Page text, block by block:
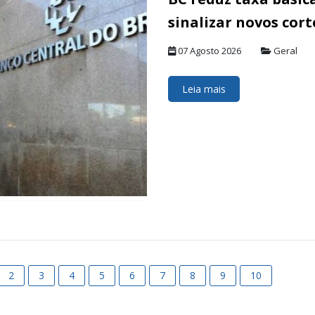
sinalizar novos
07 Agosto 2026 Geral
Leia mais
2 3 4 5 6 7 8 9 10